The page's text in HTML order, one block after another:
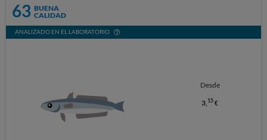
63 BUENA
CALIDAD
ANALIZADO EN EL LABORATORIO
Desde
3, 15 €